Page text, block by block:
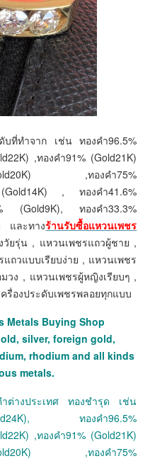
บที่ทำจาก เช่น ทองคำ96.5%
,ทองคำ91% (Gold21K)
,ทองคำ75%
(Gold14K) , ทองคำ41.6%
(Gold9K), ทองคำ33.3%
และทางร้านรับซื้อแหวนเพชร
วัยรุ่น , แหวนเพชรแถวผู้ชาย ,
ถวแบบเรียบง่าย , แหวนเพชร
วง , แหวนเพชรผู้หญิงเรียบๆ ,
รื่องประดับเพชรพลอยทุกแบบ
Metals Buying Shop
silver, foreign gold,
rhodium and all kinds
metals.
ต่างประเทศ ทองชำรุด เช่น
ทองคำ96.5%
,ทองคำ91% (Gold21K)
,ทองคำ75%